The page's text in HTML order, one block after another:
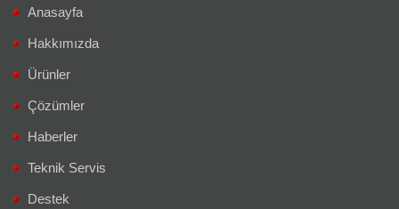
Anasayfa
Hakkımızda
Ürünler
Çözümler
Haberler
Teknik Servis
Destek